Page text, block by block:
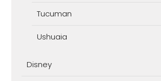
Tucuman
Ushuaia
Disney